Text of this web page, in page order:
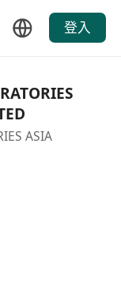
登入
ASIA